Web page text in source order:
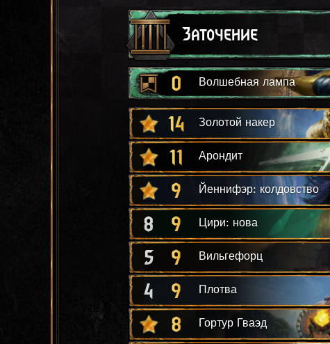
Заточение
0 Волшебная лампа
14 Золотой накер
11 Арондит
9 Йеннифэр: колдовство
8 9 Цири: нова
5 9 Вильгефорц
4 9 Плотва
8 Гортур Гваэд